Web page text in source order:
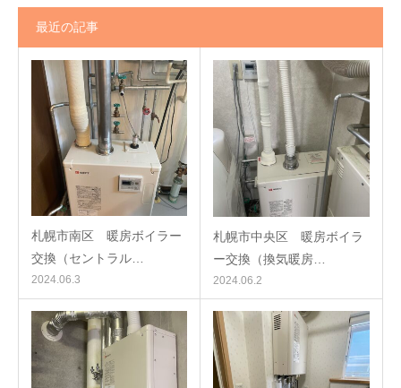
最近の記事
札幌市南区 暖房ボイラー
交換（セントラル…
2024.06.3
札幌市中央区 暖房ボイラ
ー交換（換気暖房…
2024.06.2